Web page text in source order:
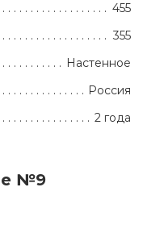
455
355
Настенное
Россия
2 года
№9